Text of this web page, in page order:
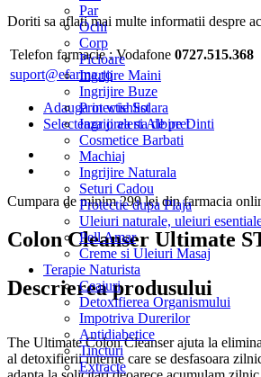
Par
Ochi
Corp
Picioare
Ingrijire Maini
Ingrijire Buze
Protectie Solara
Ingrijirea si Albire Dinti
Cosmetice Barbati
Machiaj
Ingrijire Naturala
Seturi Cadou
Protectie dupa Plaja
Uleiuri naturale, uleiuri
Pell Amar
Creme si Uleiuri Masaj
Terapie Naturista
Ceaiuri
Detoxifierea Organismului
Impotriva Durerilor
Antidiabetice
Tincturi
Extracte
Doriti sa aflati mai multe informatii despre
Telefon farmacie : Vodafone 0727.515.368
suport@efarma.ro
Adauga in wishlist
Selecteaza o alerta de pret
Cumpara de minim 299 leidin farmacia
Colon Cleanser Ultimate
Descrierea produsului
The Ultimate Colon Cleanser ajuta la
al detoxifierii interne care se desfasoara